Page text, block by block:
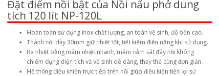
Đặt điểm nồi bật của Nồi nấu phở dung
tích 120 lít NP-120L
Hoàn toàn sử dụng inox chất lượng, an toàn vệ sinh, độ bền cao.
Thành nồi dày 30mm giữ nhiệt tốt, tiết kiệm điện năng khi sử dụng.
Ra nhiệt bằng mâm nhiệt nhanh, mâm nằm sát đáy nồi không
chiếm dụng diện tích và vệ sinh dễ dàng, thay thế cũng đơn giản.
Hệ thống điều khiển trực tiếp trên nồi giúp điều kiển tiện lợi sử